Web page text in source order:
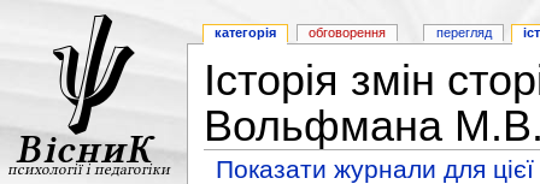
Історія змін
Вольфмана
Показати журнали для цієї
категорія обговорення перегляд